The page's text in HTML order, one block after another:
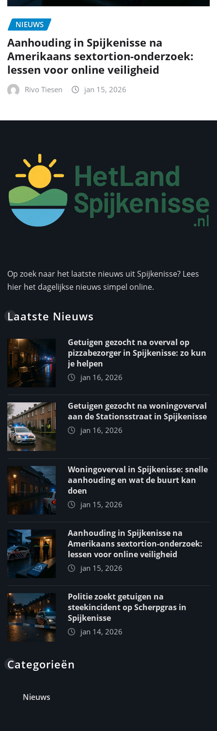
NIEUWS
Aanhouding in Spijkenisse na
Amerikaans sextortion-onderzoek:
lessen voor online veiligheid
Rivo Tiesen jan 15, 2026
Op zoek naar het laatste nieuws uit Spijkenisse? Lees
hier het dagelijkse nieuws simpel online.
Laatste Nieuws
Getuigen gezocht na overval op
pizzabezorger in Spijkenisse: zo kun
je helpen
jan 16, 2026
Getuigen gezocht na woningoverval
aan de Stationsstraat in Spijkenisse
jan 16, 2026
Woningoverval in Spijkenisse: snelle
aanhouding en wat de buurt kan
doen
jan 15, 2026
Aanhouding in Spijkenisse na
Amerikaans sextortion-onderzoek:
lessen voor online veiligheid
jan 15, 2026
Politie zoekt getuigen na
steekincident op Scherpgras in
Spijkenisse
jan 14, 2026
Categorieën
Nieuws